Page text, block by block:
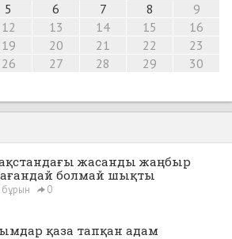
5 6 7 8
9
12 13 14 15
16
19 20 21 22
23
26 27 28 29
30
жасанды жаңбыр
болмай шықты
бұрын 0
қаза тапқан адам